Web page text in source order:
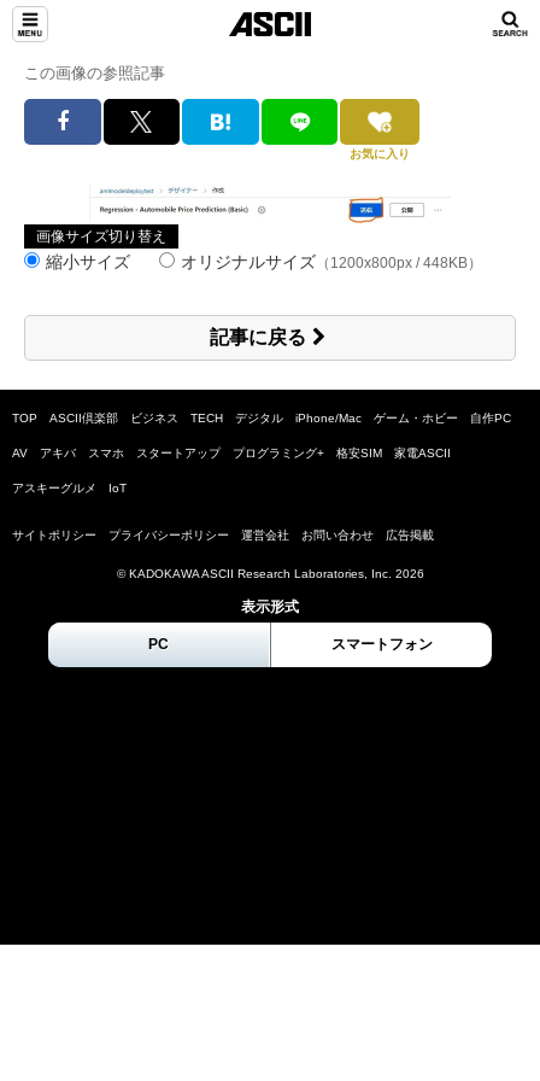
この画像の参照記事
お気に入り
画像サイズ切り替え
縮小サイズ オリジナルサイズ （1200x800px / 448KB）
記事に戻る
TOP ASCII倶楽部 ビジネス TECH デジタル iPhone/Mac ゲーム・ホビー 自作PC
AV アキバ スマホ スタートアップ プログラミング+ 格安SIM 家電ASCII
アスキーグルメ IoT
サイトポリシー プライバシーポリシー 運営会社 お問い合わせ 広告掲載
© KADOKAWA ASCII Research Laboratories, Inc. 2026
表示形式
PC スマートフォン